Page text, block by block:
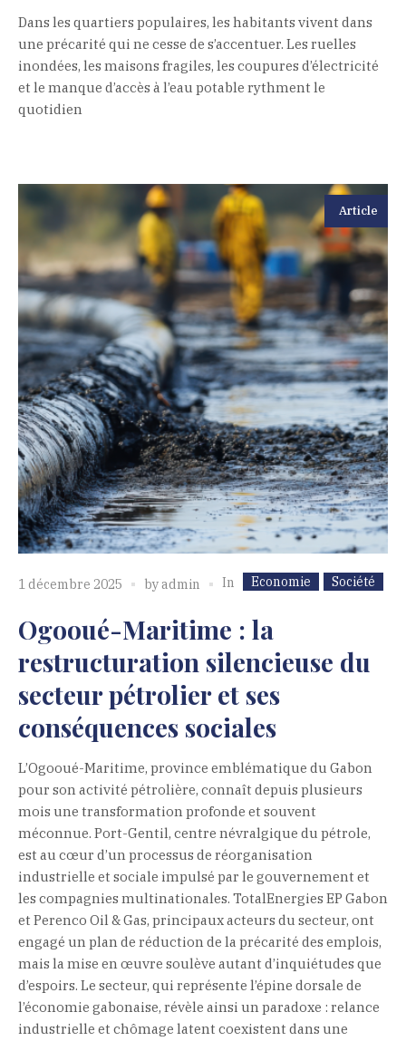
Dans les quartiers populaires, les habitants vivent dans
une précarité qui ne cesse de s’accentuer. Les ruelles
inondées, les maisons fragiles, les coupures d’électricité
et le manque d’accès à l’eau potable rythment le
quotidien
Article
1 décembre 2025 byadmin In Economie Société
Ogooué-Maritime : la
restructuration silencieuse du
secteur pétrolier et ses
conséquences sociales
L’Ogooué-Maritime, province emblématique du Gabon
pour son activité pétrolière, connaît depuis plusieurs
mois une transformation profonde et souvent
méconnue. Port-Gentil, centre névralgique du pétrole,
est au cœur d’un processus de réorganisation
industrielle et sociale impulsé par le gouvernement et
les compagnies multinationales. TotalEnergies EP Gabon
et Perenco Oil & Gas, principaux acteurs du secteur, ont
engagé un plan de réduction de la précarité des emplois,
mais la mise en œuvre soulève autant d’inquiétudes que
d’espoirs. Le secteur, qui représente l’épine dorsale de
l’économie gabonaise, révèle ainsi un paradoxe : relance
industrielle et chômage latent coexistent dans une